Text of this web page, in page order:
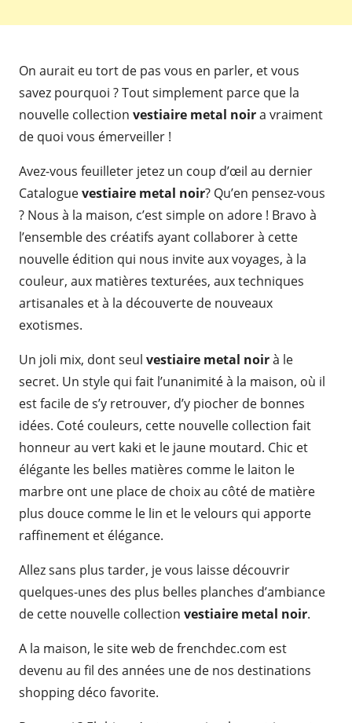
On aurait eu tort de pas vous en parler, et vous
savez pourquoi ? Tout simplement parce que la
nouvelle collection vestiaire metal noira vraiment
de quoi vous émerveiller !
Avez-vous feuilleter jetez un coup d’œil au dernier
Cataloguevestiaire metal noir? Qu’en pensez-vous
? Nous à la maison, c’est simple on adore ! Bravo à
l’ensemble des créatifs ayant collaborer à cette
nouvelle édition qui nous invite aux voyages, à la
couleur, aux matières texturées, aux techniques
artisanales et à la découverte de nouveaux
exotismes.
Un joli mix, dont seul vestiaire metal noirà le
secret. Un style qui fait l’unanimité à la maison, où il
est facile de s’y retrouver, d’y piocher de bonnes
idées. Coté couleurs, cette nouvelle collection fait
honneur au vert kaki et le jaune moutard. Chic et
élégante les belles matières comme le laiton le
marbre ont une place de choix au côté de matière
plus douce comme le lin et le velours qui apporte
raffinement et élégance.
Allez sans plus tarder, je vous laisse découvrir
quelques-unes des plus belles planches d’ambiance
de cette nouvelle collection vestiaire metal noir.
A la maison, le site web de frenchdec.com est
devenu au fil des années une de nos destinations
shopping déco favorite.